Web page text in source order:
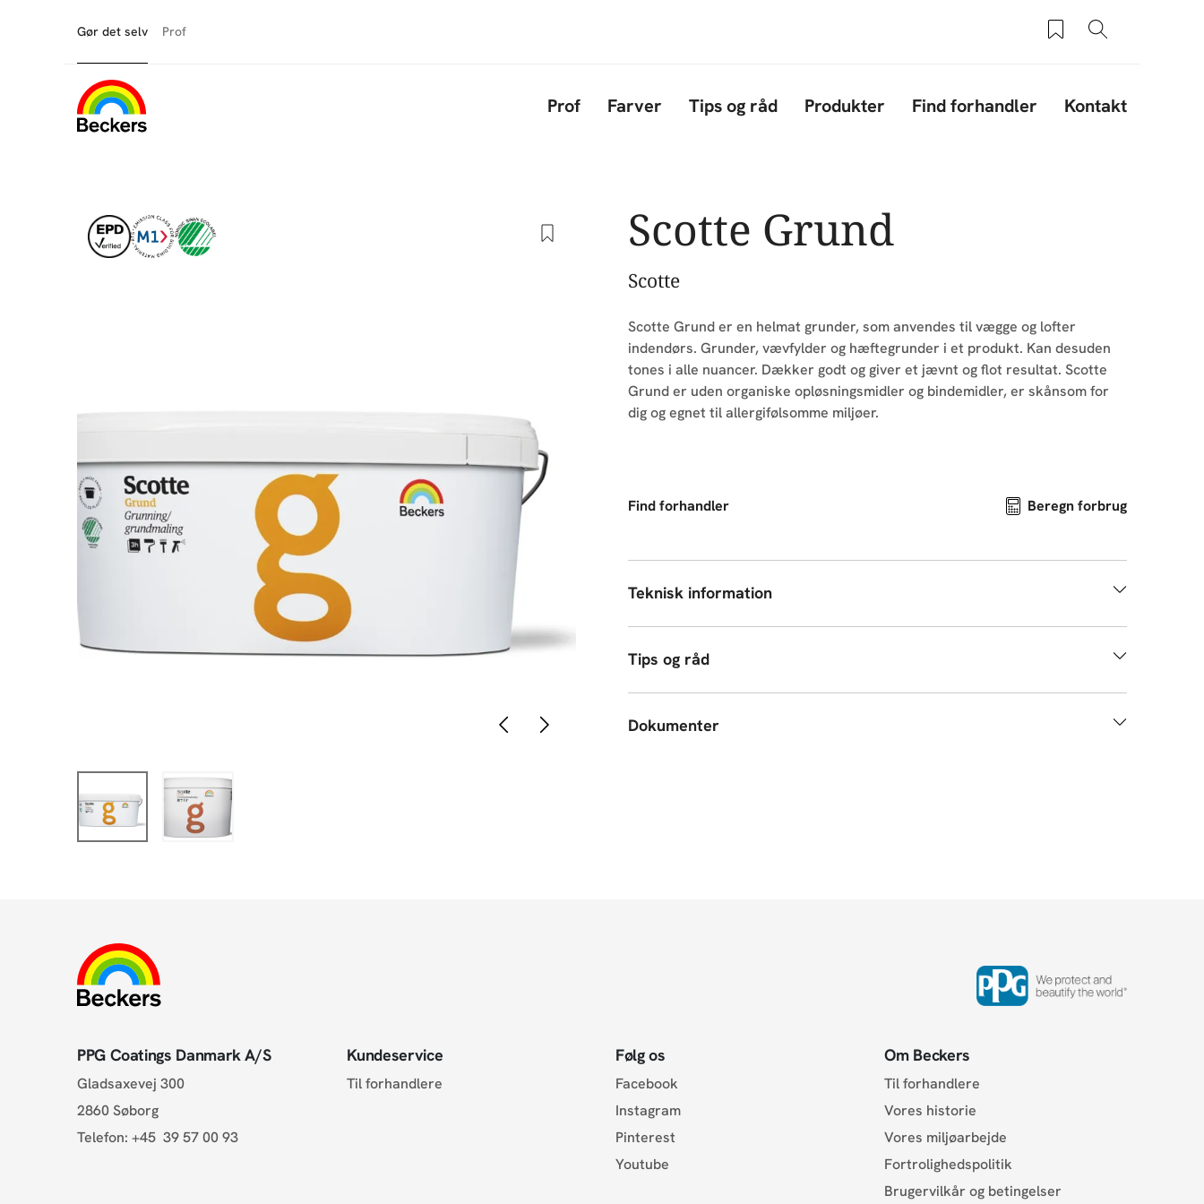
Gør det selv Prof Saved products
Søg
Prof Farver Tips og råd Produkter Find forhandler Kontakt
ForrigeNæste
Scotte Grund
Scotte
Scotte Grund er en helmat grunder, som anvendes til vægge og lofter
indendørs. Grunder, vævfylder og hæftegrunder i et produkt. Kan desuden
tones i alle nuancer. Dækker godt og giver et jævnt og flot resultat. Scotte
Grund er uden organiske opløsningsmidler og bindemidler, er skånsom for
dig og egnet til allergifølsomme miljøer.
Find forhandler Beregn forbrug
Teknisk information
Tips og råd
Dokumenter
PPG Coatings Danmark A/S
Gladsaxevej 300
2860 Søborg
Telefon:+45 39 57 00 93
Kundeservice
Til forhandlere
Følg os
Facebook
Instagram
Pinterest
Youtube
Om Beckers
Til forhandlere
Vores historie
Vores miljøarbejde
Fortrolighedspolitik
Brugervilkår og betingelser